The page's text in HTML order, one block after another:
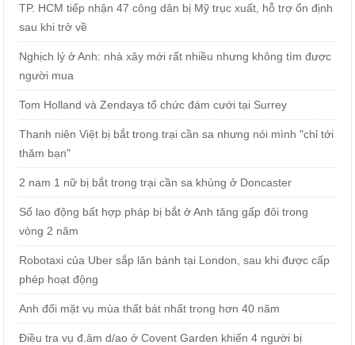
TP. HCM tiếp nhận 47 công dân bị Mỹ trục xuất, hỗ trợ ổn định
sau khi trở về
Nghịch lý ở Anh: nhà xây mới rất nhiều nhưng không tìm được
người mua
Tom Holland và Zendaya tổ chức đám cưới tại Surrey
Thanh niên Việt bị bắt trong trại cần sa nhưng nói mình "chỉ tới
thăm bạn"
2 nam 1 nữ bị bắt trong trại cần sa khủng ở Doncaster
Số lao động bất hợp pháp bị bắt ở Anh tăng gấp đôi trong
vòng 2 năm
Robotaxi của Uber sắp lăn bánh tại London, sau khi được cấp
phép hoạt động
Anh đối mặt vụ mùa thất bát nhất trong hơn 40 năm
Điều tra vụ đ.âm d/ao ở Covent Garden khiến 4 người bị